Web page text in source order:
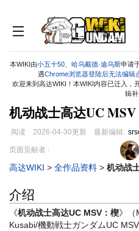
本WIKI由小五十50、 哈乌戴德·迪乌斯申请
遇Chrome浏览器登陆后无法编辑
欢迎来到高达WIKI！本WIKI内容已迁入，
辑
机动战士高达UC
阅读 2026-04-30更新 最新编辑:
跳
导
跳
搜
页面贡献者 :
高达WIKI > 全作品资料 > 机动战
介绍
《机动战士高达UC MSV：楔》（
Kusabi/機動戦士ガンダムUC